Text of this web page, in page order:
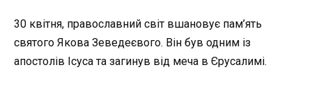
30 квітня, православний світ вшановує пам’ять
святого Якова Зеведеєвого. Він був одним із
апостолів Ісуса та загинув від меча в Єрусалимі.